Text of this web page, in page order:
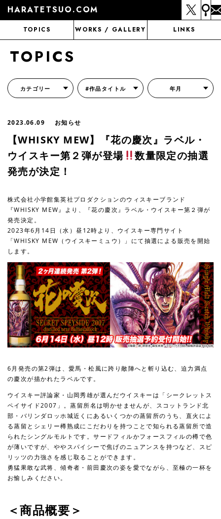
HARATETSUO.COM
TOPICS WORKS / GALLERY LINKS
TOPICS
カテゴリー #作品タイトル 年月
2023.06.09 お知らせ
【WHISKY MEW】『花の慶次』ラベル・
ウイスキー第２弾が登場
数量限定の抽選
発売が決定！
株式会社⼩学館集英社プロダクションのウィスキーブランド
『WHISKY MEW』より、『花の慶次』ラベル・ウイスキー第２弾が
発売決定。
2023年6月14日（水）昼12時より、ウイスキー専⾨サイト
「WHISKY MEW（ウイスキーミュウ）」にて抽選による販売を開始
します。
6月発売の第2弾は、愛馬・松風に跨り敵陣へと斬り込む、迫力満点
の慶次が描かれたラベルです。
ウイスキー評論家・山岡秀雄が選んだウイスキーは「シークレットス
ペイサイド2007」。蒸留所名は明かせませんが、スコットランド北
部・バリンダロッホ城近くにあるいくつかの蒸留所のうち、直火によ
る蒸留とシェリー樽熟成にこだわりを持つことで知られる蒸留所で造
られたシングルモルトです。サードフィルかフォースフィルの樽で色
が薄いですが、ややスパイシーで焦げのニュアンスを持つなど、スピ
リッツの力強さを感じ取ることができます。
勇猛果敢な武将、傾奇者・前田慶次の姿を愛でながら、至極の一杯を
お愉しみください。
＜商品概要＞